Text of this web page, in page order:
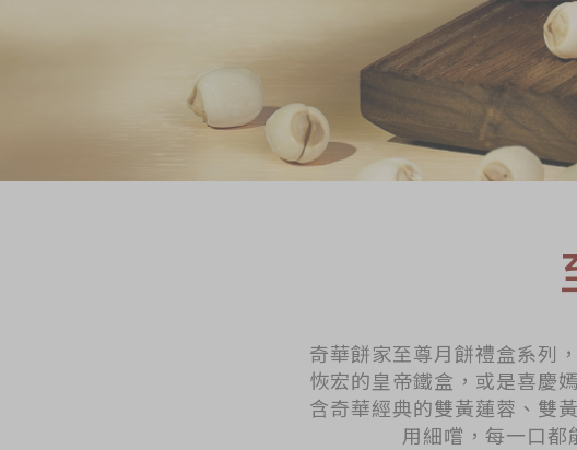
所有產品
產品價目表
EN 简体
奇華餅家至尊月餅禮盒系列
恢宏的皇帝鐵盒，或是喜慶
含奇華經典的雙黃蓮蓉、雙
用細嚐，每一口都